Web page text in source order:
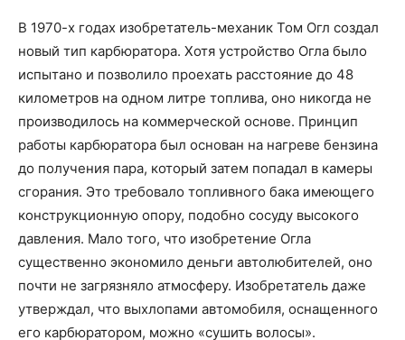
В 1970-х годах изобретатель-механик Том Огл создал
новый тип карбюратора. Хотя устройство Огла было
испытано и позволило проехать расстояние до 48
километров на одном литре топлива, оно никогда не
производилось на коммерческой основе. Принцип
работы карбюратора был основан на нагреве бензина
до получения пара, который затем попадал в камеры
сгорания. Это требовало топливного бака имеющего
конструкционную опору, подобно сосуду высокого
давления. Мало того, что изобретение Огла
существенно экономило деньги автолюбителей, оно
почти не загрязняло атмосферу. Изобретатель даже
утверждал, что выхлопами автомобиля, оснащенного
его карбюратором, можно «сушить волосы».